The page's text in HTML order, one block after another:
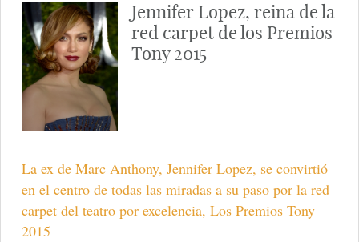
Jennifer Lopez, reina de la
red carpet de los Premios
Tony 2015
La ex de Marc Anthony, Jennifer Lopez, se convirtió
en el centro de todas las miradas a su paso por la red
carpet del teatro por excelencia, Los Premios Tony
2015